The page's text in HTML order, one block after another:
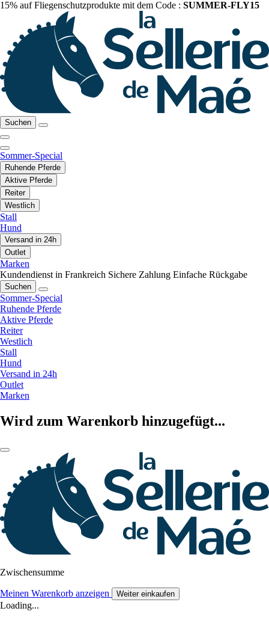
15% auf Fliegenschutzprodukte mit dem Code : SUMMER-FLY15
Suchen
Sommer-Special
Ruhende Pferde
Aktive Pferde
Reiter
Westlich
Stall
Hund
Versand in 24h
Outlet
Marken
Kundendienst in Frankreich Sichere Zahlung Einfache Rückgabe
Suchen
Sommer-Special
Ruhende Pferde
Aktive Pferde
Reiter
Westlich
Stall
Hund
Versand in 24h
Outlet
Marken
Wird zum Warenkorb hinzugefügt...
Zwischensumme
Meinen Warenkorb anzeigen Weiter einkaufen
Loading...